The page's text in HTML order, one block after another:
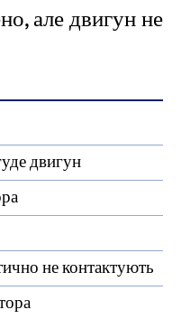
але двигун не
двигун
не контактують